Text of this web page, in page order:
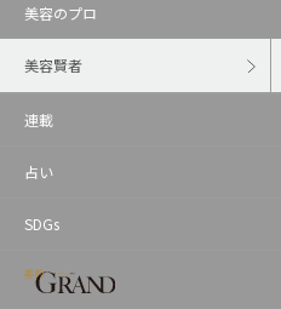
美容のプロ
美容賢者
連載
占い
SDGs